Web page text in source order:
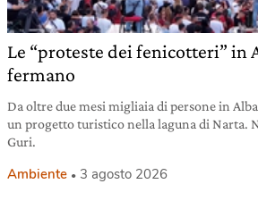
Le “proteste dei fenicotteri” in
fermano
Da oltre due mesi migliaia di persone in
un progetto turistico nella laguna di Narta.
Guri.
Ambiente 3 agosto 2026